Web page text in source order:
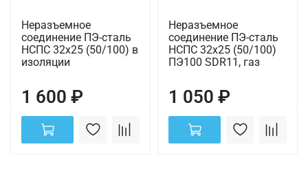
Неразъемное
соединение ПЭ-сталь
НСПС 32х25 (50/100) в
изоляции
1 600 ₽
Неразъемное
соединение ПЭ-сталь
НСПС 32х25 (50/100)
ПЭ100 SDR11, газ
1 050 ₽